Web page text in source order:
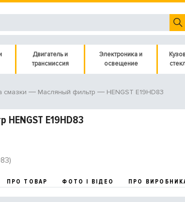
Двигатель и
трансмиссия
Электроника и
освещение
смазки Масляный фильтр HENGST E19HD83
E19HD83
ПРО ТОВАР ФОТО І ВІДЕО ПРО